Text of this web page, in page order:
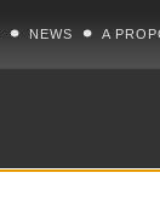
NEWS A